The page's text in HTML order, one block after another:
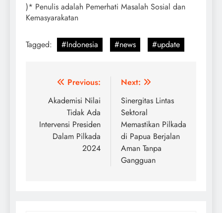
)* Penulis adalah Pemerhati Masalah Sosial dan
Kemasyarakatan
Tagged: #Indonesia #news #update
Post
navigation
Previous:
Akademisi Nilai
Tidak Ada
Intervensi Presiden
Dalam Pilkada
2024
Next:
Sinergitas Lintas
Sektoral
Memastikan Pilkada
di Papua Berjalan
Aman Tanpa
Gangguan